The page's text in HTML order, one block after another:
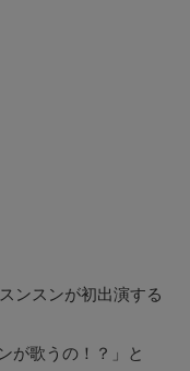
ンスンが初出演する
が歌うの！？」と